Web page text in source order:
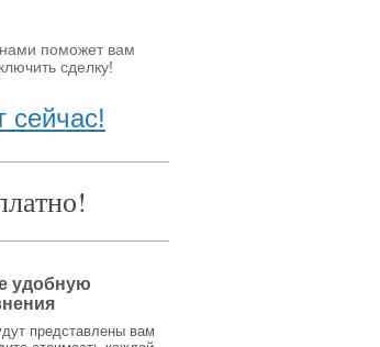
поможет вам
сделку!
сейчас!
удобную
представлены вам